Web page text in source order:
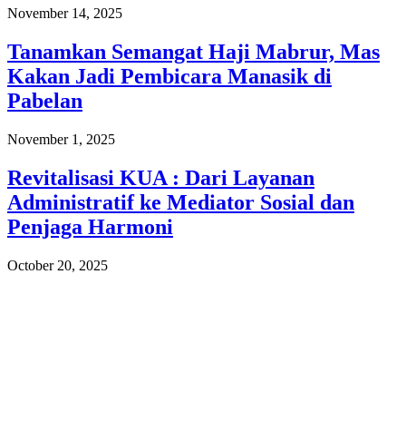
November 14, 2025
Tanamkan Semangat Haji Mabrur, Mas
Kakan Jadi Pembicara Manasik di
Pabelan
November 1, 2025
Revitalisasi KUA : Dari Layanan
Administratif ke Mediator Sosial dan
Penjaga Harmoni
October 20, 2025